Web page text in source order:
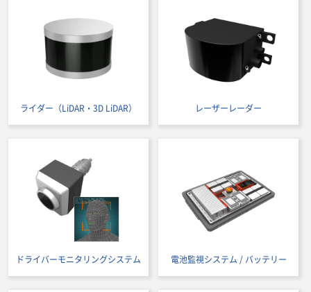
ライダー（LiDAR・3D LiDAR） レーザーレーダー
ドライバーモニタリングシステム 電池監視システム / バッテリー